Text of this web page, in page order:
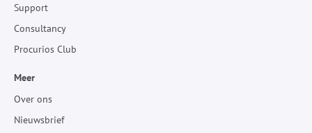
Support
Consultancy
Procurios Club
Meer
Over ons
Nieuwsbrief